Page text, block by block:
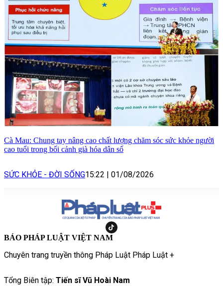
Cà Mau: Chung tay nâng cao chất lượng chăm sóc sức khỏe người
cao tuổi trong bối cảnh già hóa dân số
SỨC KHỎE - ĐỜI SỐNG15:22 01/08/2026
BÁO PHÁP LUẬT VIỆT NAM
Chuyên trang truyền thông Pháp Luật Pháp Luật +
Tổng Biên tập: Tiến sĩ Vũ Hoài Nam